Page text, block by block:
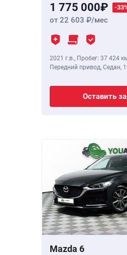
1 775 000 -
от 22 603 /мес
2021 г.в., Пробег: 37 424
Передний привод, Седан,
Оставить
Mazda 6